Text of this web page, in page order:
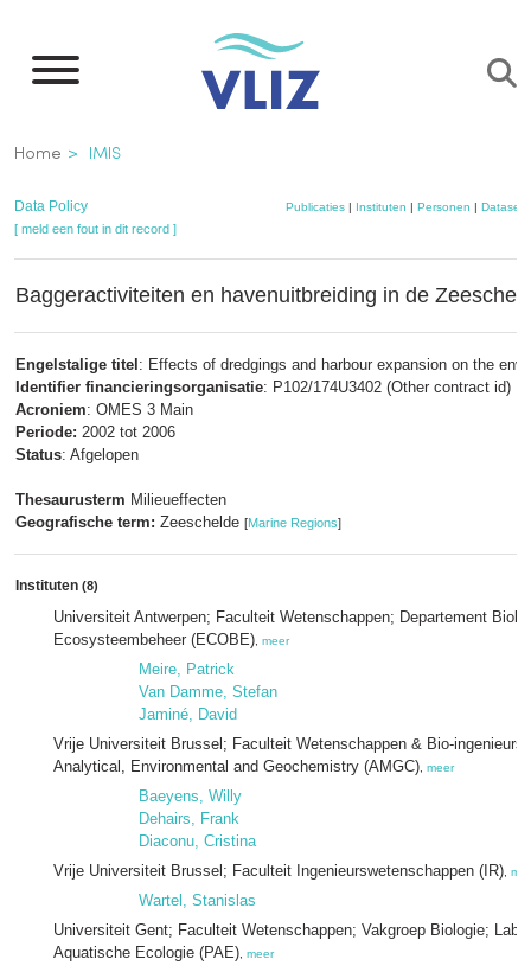
naar
inhoud
gaan
Kruimelpad
Home IMIS
Data Policy Publicaties| Instituten | Personen | Datasets
[ meld een fout in dit record ]
Baggeractiviteiten en havenuitbreiding in de
Engelstalige titel : Effects of dredgings and harbour expansion on the
Identifier financieringsorganisatie: P102/174U3402 (Other contract id)
Acroniem: OMES 3 Main
Periode: 2002 tot 2006
Status: Afgelopen
Thesaurusterm Milieueffecten
Geografische term: Zeeschelde [Marine Regions]
Instituten (8)
Universiteit Antwerpen; Faculteit Wetenschappen; Departement
Ecosysteembeheer (ECOBE) meer
Meire, Patrick
Van Damme, Stefan
Jaminé, David
Vrije Universiteit Brussel; Faculteit Wetenschappen & Bio-
Analytical, Environmental and Geochemistry (AMGC) meer
Baeyens, Willy
Dehairs, Frank
Diaconu, Cristina
Vrije Universiteit Brussel; Faculteit Ingenieurswetenschappen (IR)
Wartel, Stanislas
Universiteit Gent; Faculteit Wetenschappen; Vakgroep Biologie;
Aquatische Ecologie (PAE) meer